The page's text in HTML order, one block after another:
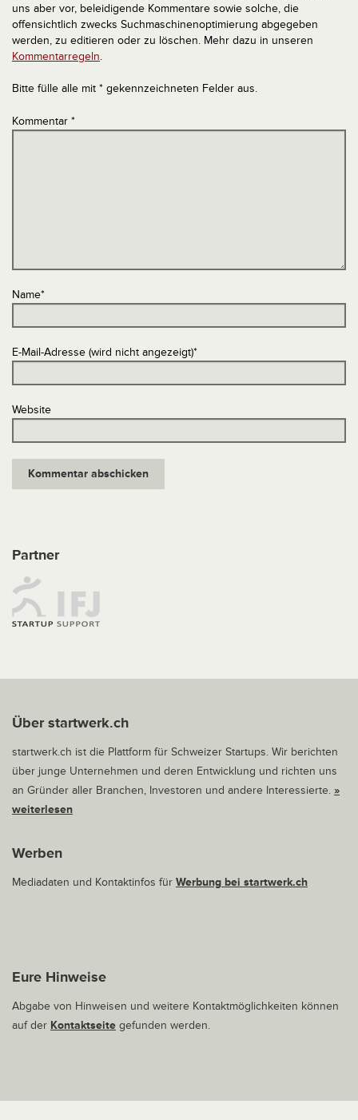
uns aber vor, beleidigende Kommentare sowie solche, die
offensichtlich zwecks Suchmaschinenoptimierung abgegeben
werden, zu editieren oder zu löschen. Mehr dazu in unseren
Kommentarregeln.
Bitte fülle alle mit * gekennzeichneten Felder aus.
Kommentar *
Name*
E-Mail-Adresse (wird nicht angezeigt)*
Website
Partner
Über startwerk.ch
startwerk.ch ist die Plattform für Schweizer Startups. Wir berichten
über junge Unternehmen und deren Entwicklung und richten uns
an Gründer aller Branchen, Investoren und andere Interessierte. »
weiterlesen
Werben
Mediadaten und Kontaktinfos für Werbung bei startwerk.ch
Eure Hinweise
Abgabe von Hinweisen und weitere Kontaktmöglichkeiten können
auf der Kontaktseite gefunden werden.